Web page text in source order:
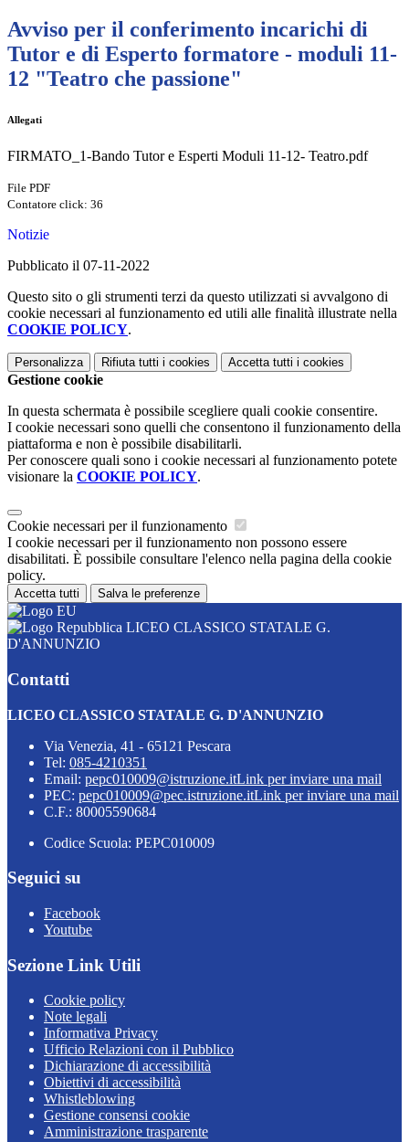
Avviso per il conferimento incarichi di
Tutor e di Esperto formatore - moduli 11-
12 "Teatro che passione"
Allegati
FIRMATO_1-Bando Tutor e Esperti Moduli 11-12- Teatro.pdf
File PDF
Contatore click: 36
Notizie
Pubblicato il 07-11-2022
Questo sito o gli strumenti terzi da questo utilizzati si avvalgono di
cookie necessari al funzionamento ed utili alle finalità illustrate nella
COOKIE POLICY.
Personalizza Rifiuta tutti i cookies Accetta tutti i cookies
Gestione cookie
In questa schermata è possibile scegliere quali cookie consentire.
I cookie necessari sono quelli che consentono il funzionamento della
piattaforma e non è possibile disabilitarli.
Per conoscere quali sono i cookie necessari al funzionamento potete
visionare la COOKIE POLICY.
Cookie necessari per il funzionamento
I cookie necessari per il funzionamento non possono essere
disabilitati. È possibile consultare l'elenco nella pagina della cookie
policy.
Accetta tutti Salva le preferenze
LICEO CLASSICO STATALE G.
D'ANNUNZIO
Contatti
LICEO CLASSICO STATALE G. D'ANNUNZIO
Via Venezia, 41 - 65121 Pescara
Tel: 085-4210351
Email: pepc010009@istruzione.itLink per inviare una mail
PEC: pepc010009@pec.istruzione.itLink per inviare una mail
C.F.: 80005590684
Codice Scuola: PEPC010009
Seguici su
Facebook
Youtube
Sezione Link Utili
Cookie policy
Note legali
Informativa Privacy
Ufficio Relazioni con il Pubblico
Dichiarazione di accessibilità
Obiettivi di accessibilità
Whistleblowing
Gestione consensi cookie
Amministrazione trasparente